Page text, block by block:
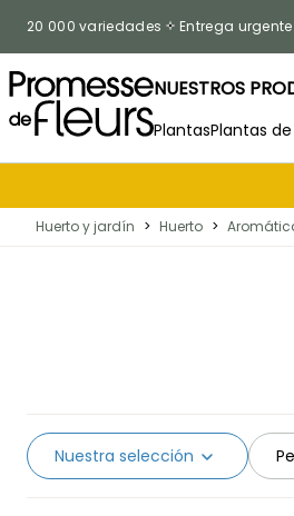
20 000 variedades Entrega
NUESTROS
PlantasPlantas
Huerto y jardín > Huerto >
Nuestra selección